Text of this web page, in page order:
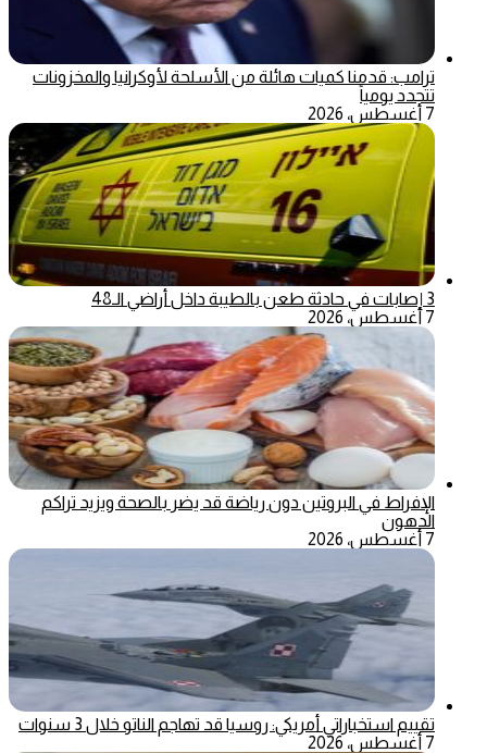
ترامب: قدمنا كميات هائلة من الأسلحة لأوكرانيا والمخزونات
تتجدد يومياً
7 أغسطس، 2026
3 إصابات في حادثة طعن بالطيبة داخل أراضي الـ48
7 أغسطس، 2026
الإفراط في البروتين دون رياضة قد يضر بالصحة ويزيد تراكم
الدهون
7 أغسطس، 2026
تقييم استخباراتي أمريكي: روسيا قد تهاجم الناتو خلال 3 سنوات
7 أغسطس، 2026